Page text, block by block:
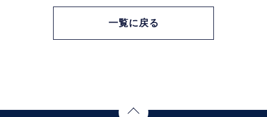
一覧に戻る